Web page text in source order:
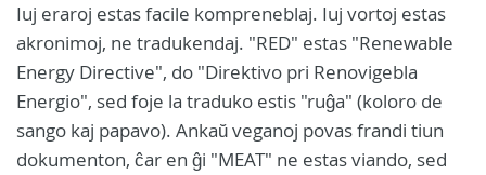
Iuj eraroj estas facile kompreneblaj. Iuj vortoj estas
akronimoj, ne tradukendaj. "RED" estas "Renewable
Energy Directive", do "Direktivo pri Renovigebla
Energio", sed foje la traduko estis "ruĝa" (koloro de
sango kaj papavo). Ankaŭ veganoj povas frandi tiun
dokumenton, ĉar en ĝi "MEAT" ne estas viando, sed